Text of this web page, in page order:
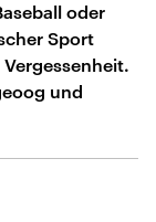
oder
Sport
und